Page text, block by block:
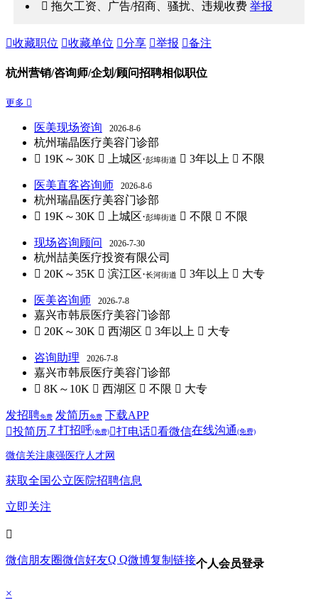
 拖欠工资、广告/招商、骚扰、违规收费举报
收藏职位 收藏单位 分享 举报 备注
杭州营销/咨询师/企划/顾问招聘相似职位
更多 
医美现场资询 2026-8-6
杭州瑞晶医疗美容门诊部
 19K～30K  上城区·彭埠街道  3年以上  不限
医美直客咨询师 2026-8-6
杭州瑞晶医疗美容门诊部
 19K～30K  上城区·彭埠街道  不限  不限
现场咨询顾问 2026-7-30
杭州喆美医疗投资有限公司
 20K～35K  滨江区·长河街道  3年以上  大专
医美咨询师 2026-7-8
嘉兴市韩辰医疗美容门诊部
 20K～30K  西湖区  3年以上  大专
咨询助理 2026-7-8
嘉兴市韩辰医疗美容门诊部
 8K～10K  西湖区  不限  大专
发招聘免费 发简历免费 下载APP
投简历 ７ 打招呼(免费) 打电话看微信在线沟通(免费)
微信关注康强医疗人才网
获取全国公立医院招聘信息
立即关注

微信朋友圈微信好友Q Q微博复制链接个人会员登录
×